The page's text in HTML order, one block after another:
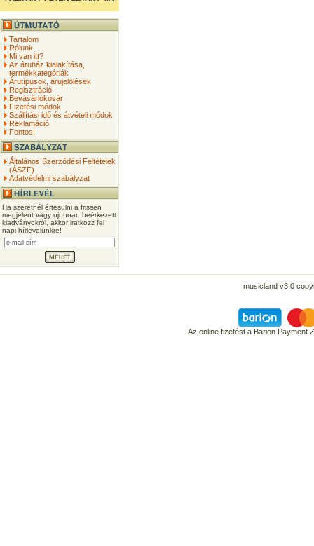
Tartalom
Rólunk
Mi van itt?
Az áruház kialakítása,
termékkategóriák
Árutípusok, árujelölések
Regisztráció
Bevásárlókosár
Fizetési módok
Szállítási idő és átvételi módok
Reklamáció
Fontos!
Általános Szerződési Feltételek
(ÁSZF)
Adatvédelmi szabályzat
Ha szeretnél értesülni a frissen
megjelent vagy újonnan beérkezett
kiadványokról, akkor iratkozz fel
napi hírlevelünkre!
musicland v3.0
Az online fizetést a Barion Payment